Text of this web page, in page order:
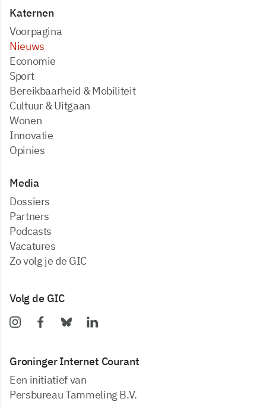
Katernen
Voorpagina
Nieuws
Economie
Sport
Bereikbaarheid & Mobiliteit
Cultuur & Uitgaan
Wonen
Innovatie
Opinies
Media
dossiers
partners
podcasts
vacatures
zo volg je de GIC
Volg de GIC
Groninger Internet Courant
Een initiatief van
Persbureau Tammeling B.V.